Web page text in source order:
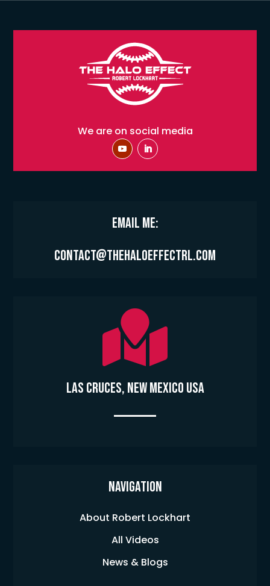
We are on social media
Email Me:
contact@thehaloeffectrl.com

Las Cruces, New Mexico USA
Navigation
About Robert Lockhart
All Videos
News & Blogs